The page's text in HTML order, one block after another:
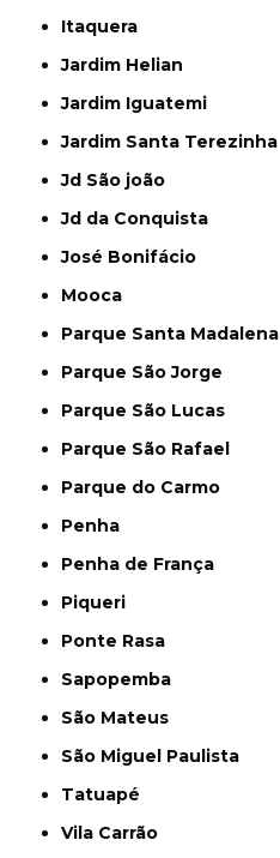
Itaquera
Jardim Helian
Jardim Iguatemi
Jardim Santa Terezinha
Jd São joão
Jd da Conquista
José Bonifácio
Mooca
Parque Santa Madalena
Parque São Jorge
Parque São Lucas
Parque São Rafael
Parque do Carmo
Penha
Penha de França
Piqueri
Ponte Rasa
Sapopemba
São Mateus
São Miguel Paulista
Tatuapé
Vila Carrão